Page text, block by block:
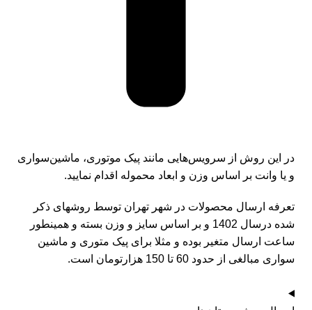
در این روش از سرویس‌هایی مانند پیک موتوری، ماشین‌سواری
و یا وانت بر اساس وزن و ابعاد محموله اقدام نمایید.
تعرفه ارسال محصولات در شهر تهران توسط روشهای ذکر
شده درسال 1402 و بر اساس سایز و وزن بسته و همینطور
ساعت ارسال متغیر بوده و مثلا برای پیک متوری و ماشین
سواری مبالغی از حدود 60 تا 150 هزارتومان است.